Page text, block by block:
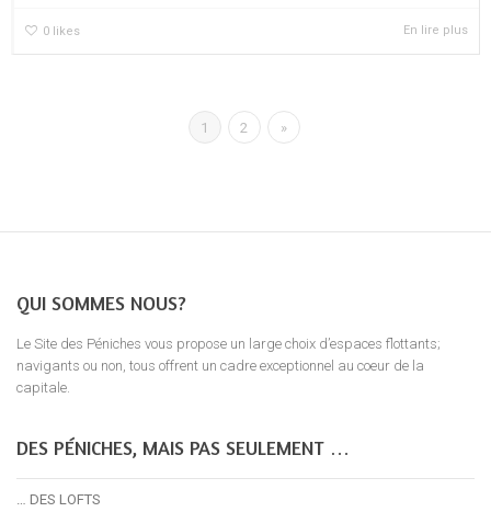
0 likes En lire plus
1 2 »
QUI SOMMES NOUS?
Le Site des Péniches vous propose un large choix d’espaces flottants;
navigants ou non, tous offrent un cadre exceptionnel au coeur de la
capitale.
DES PÉNICHES, MAIS PAS SEULEMENT …
… DES LOFTS